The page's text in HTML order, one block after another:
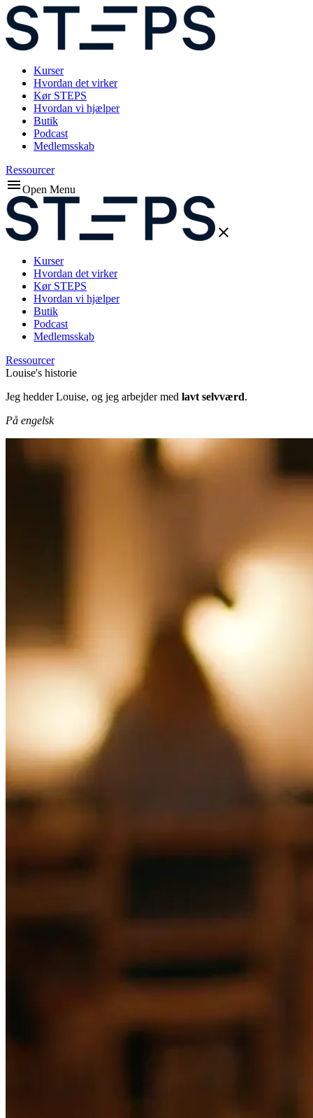
Kurser
Hvordan det virker
Kør STEPS
Hvordan vi hjælper
Butik
Podcast
Medlemsskab
Ressourcer
Open Menu
Kurser
Hvordan det virker
Kør STEPS
Hvordan vi hjælper
Butik
Podcast
Medlemsskab
Ressourcer
Louise's historie
Jeg hedder Louise, og jeg arbejder med lavt selvværd.
På engelsk